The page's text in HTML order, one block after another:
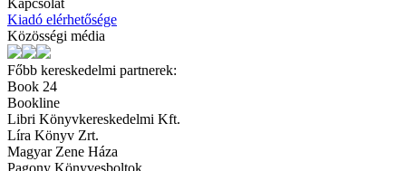
Kapcsolat
Kiadó elérhetősége
Közösségi média
Főbb kereskedelmi partnerek:
Book 24
Bookline
Libri Könyvkereskedelmi Kft.
Líra Könyv Zrt.
Magyar Zene Háza
Pagony Könyvesboltok